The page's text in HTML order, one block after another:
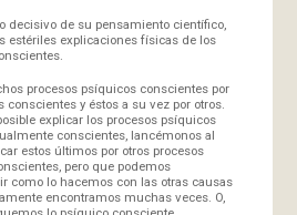
decisivo de su pensamiento científico,
estériles explicaciones físicas de los
procesos psíquicos conscientes por
conscientes y éstos a su vez por otros.
explicar los procesos psíquicos
conscientes, lancémonos al
estos últimos por otros procesos
pero que podemos
como lo hacemos con las otras causas
encontramos muchas veces. O,